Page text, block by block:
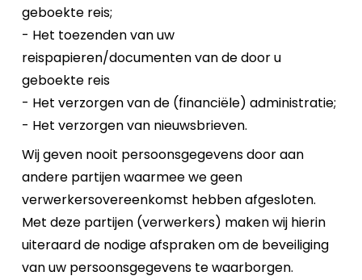
geboekte reis;
- Het toezenden van uw
reispapieren/documenten van de door u
geboekte reis
- Het verzorgen van de (financiële) administratie;
- Het verzorgen van nieuwsbrieven.
Wij geven nooit persoonsgegevens door aan
andere partijen waarmee we geen
verwerkersovereenkomst hebben afgesloten.
Met deze partijen (verwerkers) maken wij hierin
uiteraard de nodige afspraken om de beveiliging
van uw persoonsgegevens te waarborgen.